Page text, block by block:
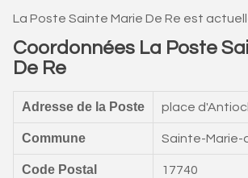
La Poste Sainte Marie De Re est
Coordonnées La Poste
De Re
Adresse de la Poste place
Commune Sainte-Marie-
Code Postal 17740